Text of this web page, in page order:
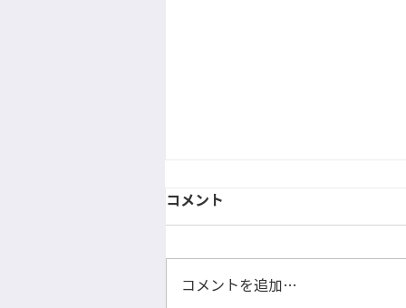
H柱治具を使用中
コメント
コメントを追加…